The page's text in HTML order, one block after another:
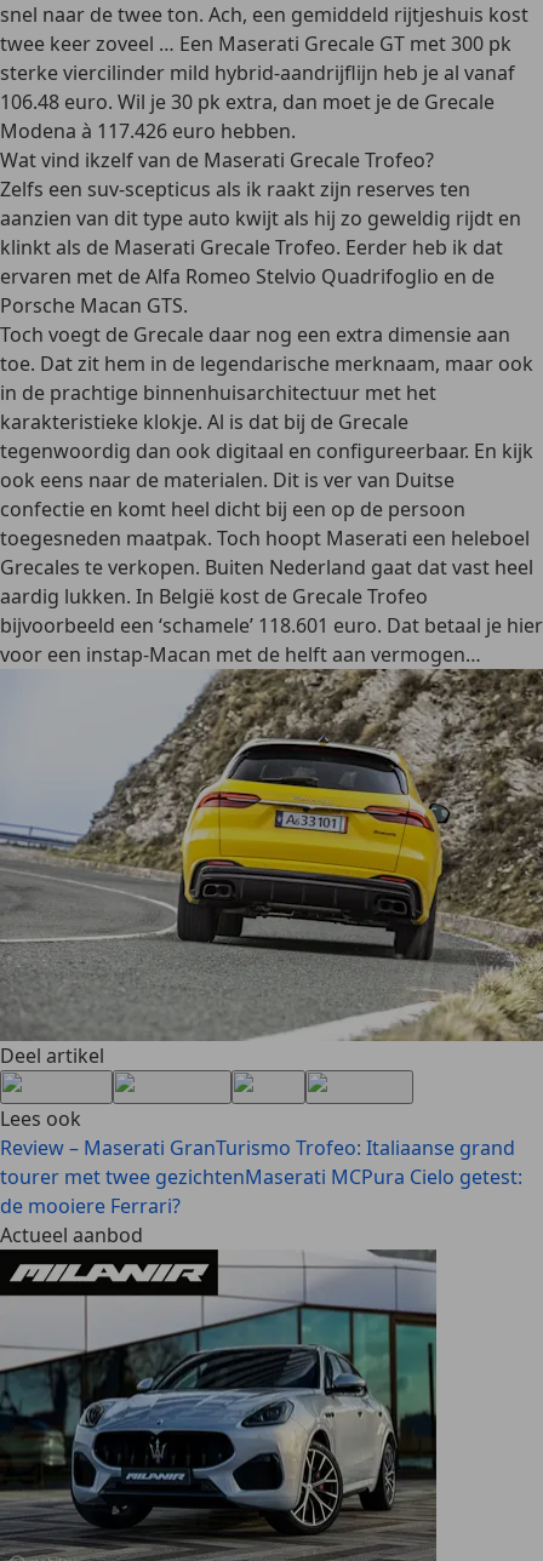
snel naar de twee ton. Ach, een gemiddeld rijtjeshuis kost
twee keer zoveel … Een Maserati Grecale GT met 300 pk
sterke viercilinder mild hybrid-aandrijflijn heb je al vanaf
106.48 euro. Wil je 30 pk extra, dan moet je de Grecale
Modena à 117.426 euro hebben.
Wat vind ikzelf van de Maserati Grecale Trofeo?
Zelfs een suv-scepticus als ik raakt zijn reserves ten
aanzien van dit type auto kwijt als hij zo geweldig rijdt en
klinkt als de Maserati Grecale Trofeo. Eerder heb ik dat
ervaren met de Alfa Romeo Stelvio Quadrifoglio en de
Porsche Macan GTS.
Toch voegt de Grecale daar nog een extra dimensie aan
toe. Dat zit hem in de legendarische merknaam, maar ook
in de prachtige binnenhuisarchitectuur met het
karakteristieke klokje. Al is dat bij de Grecale
tegenwoordig dan ook digitaal en configureerbaar. En kijk
ook eens naar de materialen. Dit is ver van Duitse
confectie en komt heel dicht bij een op de persoon
toegesneden maatpak. Toch hoopt Maserati een heleboel
Grecales te verkopen. Buiten Nederland gaat dat vast heel
aardig lukken. In België kost de Grecale Trofeo
bijvoorbeeld een ‘schamele’ 118.601 euro. Dat betaal je hier
voor een instap-Macan met de helft aan vermogen…
Deel artikel
Lees ook
Review – Maserati GranTurismo Trofeo: Italiaanse grand
tourer met twee gezichtenMaserati MCPura Cielo getest:
de mooiere Ferrari?
Actueel aanbod